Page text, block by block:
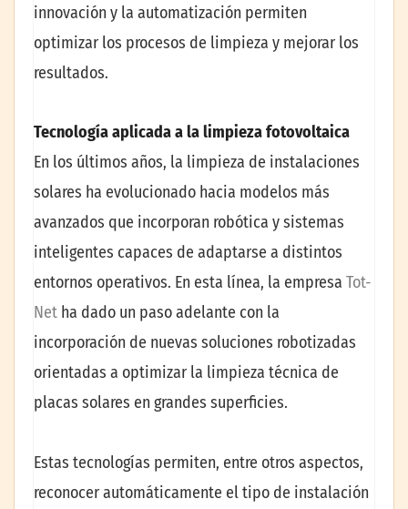
innovación y la automatización permiten
optimizar los procesos de limpieza y mejorar los
resultados.
Tecnología aplicada a la limpieza fotovoltaica
En los últimos años, la limpieza de instalaciones
solares ha evolucionado hacia modelos más
avanzados que incorporan robótica y sistemas
inteligentes capaces de adaptarse a distintos
entornos operativos. En esta línea, la empresa Tot-
Net ha dado un paso adelante con la
incorporación de nuevas soluciones robotizadas
orientadas a optimizar la limpieza técnica de
placas solares en grandes superficies.
Estas tecnologías permiten, entre otros aspectos,
reconocer automáticamente el tipo de instalación